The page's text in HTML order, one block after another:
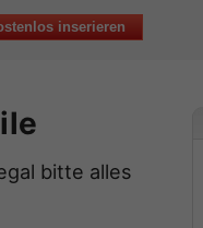
inserieren
bitte alles